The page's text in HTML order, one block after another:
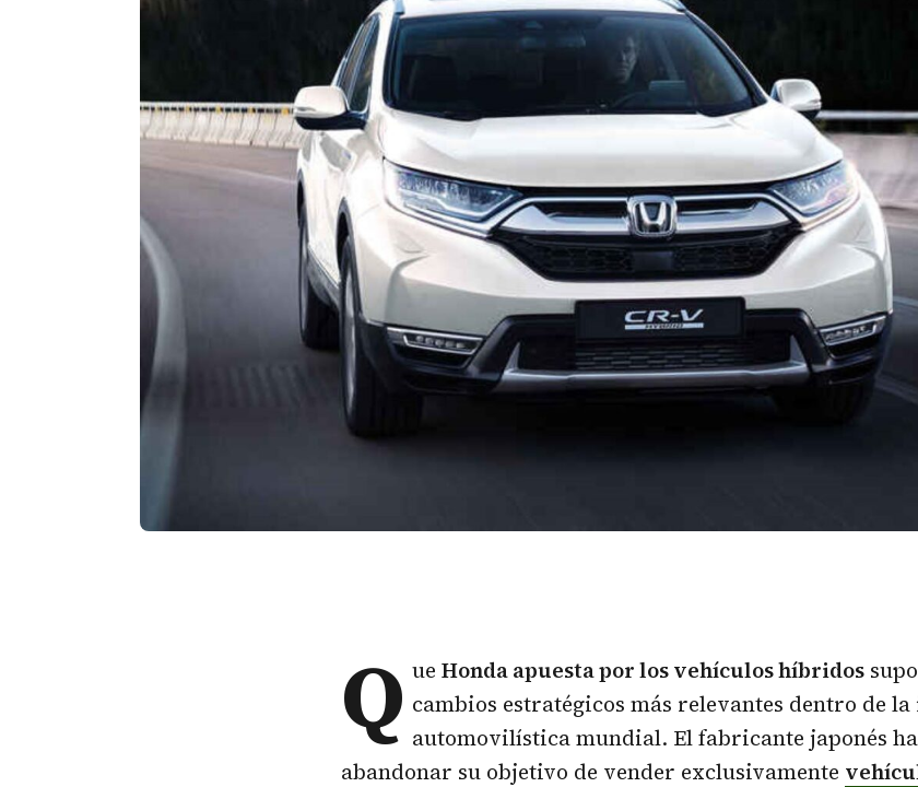
Q ueHonda apuesta por los vehículos híbridos
cambios estratégicos más relevantes dentro de
automovilística mundial. El fabricante japonés
abandonar su objetivo de vender exclusivamente